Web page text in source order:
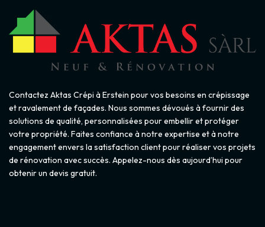
Contactez Aktas Crépi à Erstein pour vos besoins en crépissage
et ravalement de façades. Nous sommes dévoués à fournir des
solutions de qualité, personnalisées pour embellir et protéger
votre propriété. Faites confiance à notre expertise et à notre
engagement envers la satisfaction client pour réaliser vos projets
de rénovation avec succès. Appelez-nous dès aujourd’hui pour
obtenir un devis gratuit.